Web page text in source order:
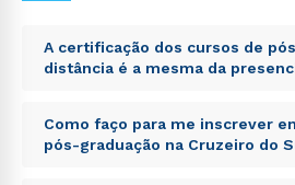
A certificação dos cursos de
distância é a mesma da
Sed ut perspiciatis unde omnis
voluptatem accusantium
totam rem aperiam, eaque ipsa
Como faço para me inscrever
pós-graduação na Cruzeiro do